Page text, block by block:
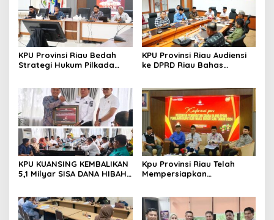
KPU Provinsi Riau Bedah
Strategi Hukum Pilkada
Pilkada Rokan Hilir 2024
KPU Provinsi Riau Audiensi
ke DPRD Riau Bahas
KPU KUANSING KEMBALIKAN
5,1 Milyar SISA DANA HIBAH
Kpu Provinsi Riau Telah
Mempersiapkan
Bupati Dan Wakil Bupati
Siak Tahun 2024